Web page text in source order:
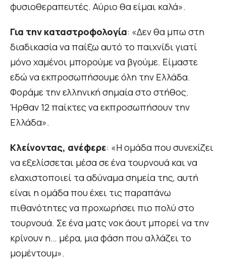
φυσιοθεραπευτές. Αύριο θα είμαι καλά».
Για την καταστροφολογία: «Δεν θα μπω στη
διαδικασία να παίξω αυτό το παιχνίδι γιατί
μόνο χαμένοι μπορούμε να βγούμε. Είμαστε
εδώ να εκπροσωπήσουμε όλη την Ελλάδα.
Φοράμε την ελληνική σημαία στο στήθος.
Ήρθαν 12 παίκτες να εκπροσωπήσουν την
Ελλάδα».
Κλείνοντας, ανέφερε: «Η ομάδα που συνεχίζει
να εξελίσσεται μέσα σε ένα τουρνουά και να
ελαχιστοποιεί τα αδύναμα σημεία της, αυτή
είναι η ομάδα που έχει τις παραπάνω
πιθανότητες να προχωρήσει πιο πολύ στο
τουρνουά. Σε ένα ματς νοκ άουτ μπορεί να την
κρίνουν η… μέρα, μια φάση που αλλάζει το
μομέντουμ».